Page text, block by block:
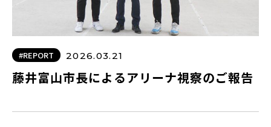
#REPORT 2026.03.21
藤井富山市長によるアリーナ視察のご報告